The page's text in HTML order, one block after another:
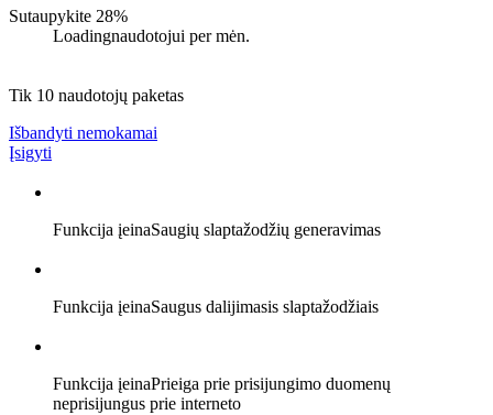
Sutaupykite 28%
Loadingnaudotojui per mėn.
Tik 10 naudotojų paketas
Išbandyti nemokamai
Įsigyti
Funkcija įeinaSaugių slaptažodžių generavimas
Funkcija įeinaSaugus dalijimasis slaptažodžiais
Funkcija įeinaPrieiga prie prisijungimo duomenų
neprisijungus prie interneto